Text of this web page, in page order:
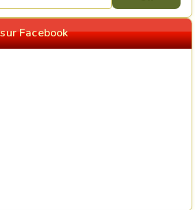
Facebook